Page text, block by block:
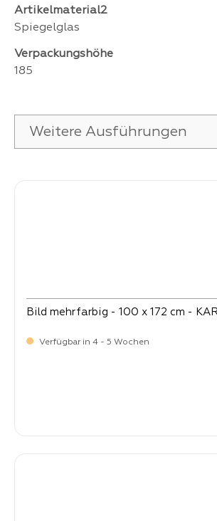
Artikelmaterial2
Spiegelglas
Verpackungshöhe
185
Weitere Ausführungen
Bild mehrfarbig - 100 x 172 cm -
Verfügbar in 4 - 5 Wochen